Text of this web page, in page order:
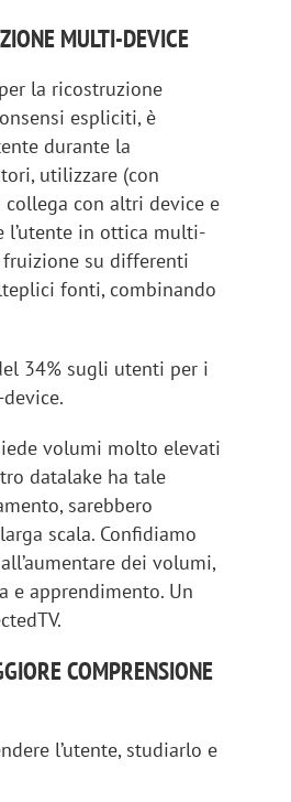
MULTI-DEVICE
la ricostruzione
espliciti, è
durante la
utilizzare (con
con altri device e
l’utente in ottica multi-
su differenti
fonti, combinando
34% sugli utenti per i
volumi molto elevati
datalake ha tale
sarebbero
scala. Confidiamo
dei volumi,
e apprendimento. Un
COMPRENSIONE
l’utente, studiarlo e